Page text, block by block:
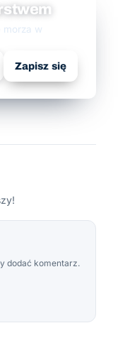
morza w
Zapisz się
dodać komentarz.